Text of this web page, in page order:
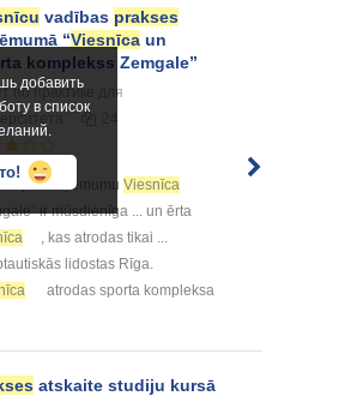
добавить
в список
vadības prakses
“Viesnīca un
komplekss Zemgale”
по практике
для
24
par uzņēmumu Viesnīca
ir mūsdienīga ... un ērta
, kas atrodas tikai ...
lidostas Rīga.
atrodas sporta kompleksa
atskaite studiju kursā